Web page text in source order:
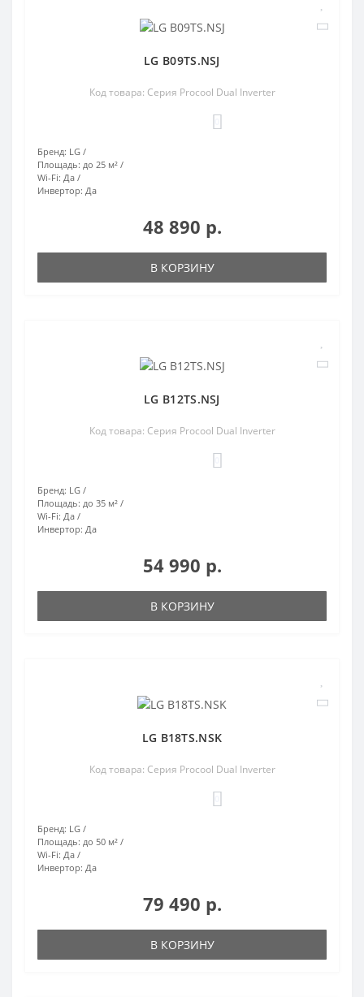
LG B09TS.NSJ
Код товара: Серия Procool Dual Inverter
Бренд: LG
Площадь: до 25 м²
Wi-Fi: Да
Инвертор: Да
48 890 р.
В КОРЗИНУ
LG B12TS.NSJ
Код товара: Серия Procool Dual Inverter
Бренд: LG
Площадь: до 35 м²
Wi-Fi: Да
Инвертор: Да
54 990 р.
В КОРЗИНУ
LG B18TS.NSK
Код товара: Серия Procool Dual Inverter
Бренд: LG
Площадь: до 50 м²
Wi-Fi: Да
Инвертор: Да
79 490 р.
В КОРЗИНУ